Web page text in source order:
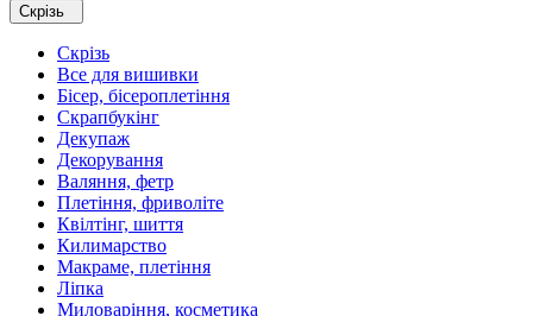
Скрізь
Скрізь
Все для вишивки
Бісер, бісероплетіння
Скрапбукінг
Декупаж
Декорування
Валяння, фетр
Плетіння, фриволіте
Квілтінг, шиття
Килимарство
Макраме, плетіння
Ліпка
Миловаріння, косметика